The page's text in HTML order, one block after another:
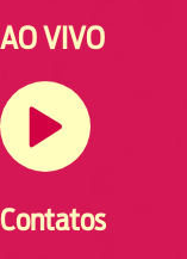
AO VIVO
Contatos